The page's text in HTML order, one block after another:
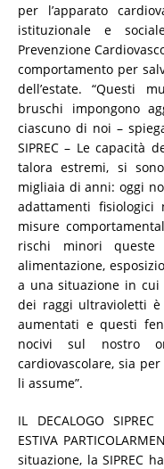
per l’apparato
istituzionale e
Prevenzione
comportamento per
dell’estate. “Questi
bruschi impongono
ciascuno di noi –
SIPREC – Le capacità
talora estremi, si
migliaia di anni: oggi
adattamenti
misure
rischi minori
alimentazione,
a una situazione in
dei raggi ultravioletti è
aumentati e questi
nocivi sul nostro
cardiovascolare, sia
li assume”.
IL DECALOGO SIPREC
ESTIVA
situazione, la SIPREC